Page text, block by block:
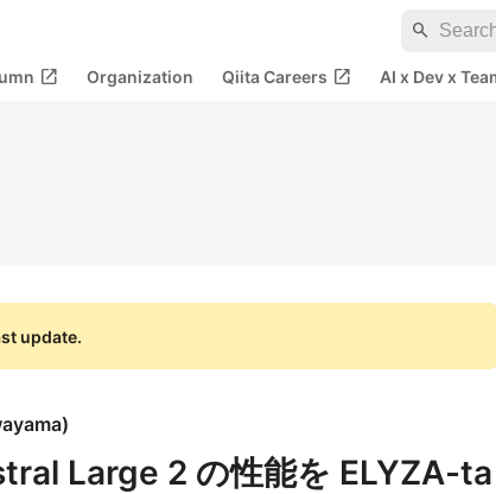
search
open_in_new Organization Qiita Careers open_in_new AI x Dev x
update.
)
Large 2 の性能を ELYZA-ta